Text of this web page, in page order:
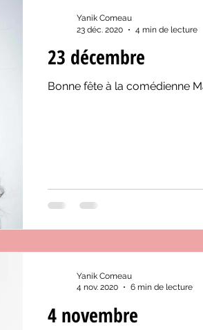
du théâtre QC
Journal «BIENVENUE À BORD!»
23 décembre
Bonne fête à la comédienne
Yanik Comeau
23 déc. 2020
4 min de lecture
4 novembre
Yanik Comeau
4 nov. 2020
6 min de lecture